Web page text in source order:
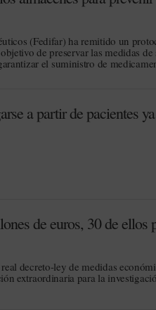
(Fedifar) ha remitido un
de preservar las medidas
el suministro de
a partir de pacientes
de euros, 30 de ellos
decreto-ley de medidas
extraordinaria para la